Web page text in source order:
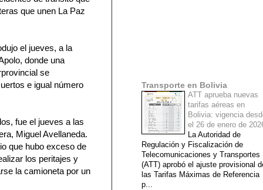
que unen La Paz
el jueves, a la
donde una
se
e igual número
fue el jueves a las
Miguel Avellaneda.
que hubo exceso de
los peritajes y
la camioneta por un
Transporte en Bolivia
ATT aprueba nuevas
tarifas aéreas en
Bolivia: vigencia
el 26 de enero de
La Autoridad de
Regulación y Fiscalización de
Telecomunicaciones y Transportes
(ATT) aprobó el ajuste provisional
las Tarifas Máximas de Referencia
p...